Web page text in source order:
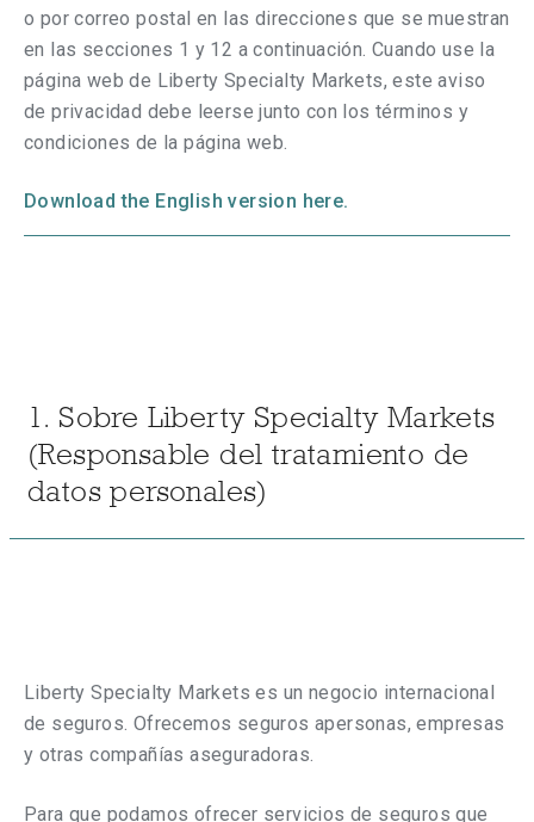
o por correo postal en las direcciones que se muestran
en las secciones 1 y 12 a continuación. Cuando use la
página web de Liberty Specialty Markets, este aviso
de privacidad debe leerse junto con los términos y
condiciones de la página web.
Download the English version here.
1. Sobre Liberty Specialty Markets
(Responsable del tratamiento de
datos personales)
Liberty Specialty Markets es un negocio internacional
de seguros. Ofrecemos seguros apersonas, empresas
y otras compañías aseguradoras.
Para que podamos ofrecer servicios de seguros que